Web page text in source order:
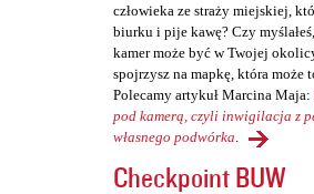
człowieka ze straży miejskiej,
biurku i pije kawę? Czy
kamer może być w Twojej
spojrzysz na mapkę, która może
Polecamy artykuł Marcina Maja:
pod kamerą, czyli inwigilacja z
własnego podwórka.
Checkpoint BUW